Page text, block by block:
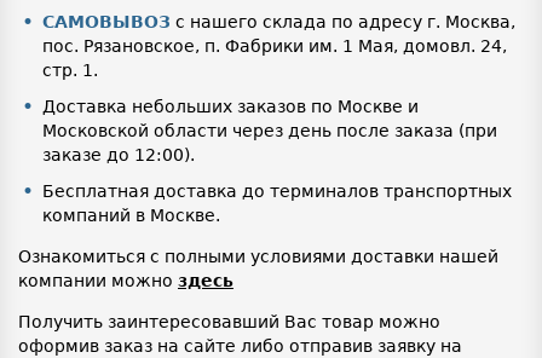
САМОВЫВОЗ с нашего склада по адресу г. Москва,
пос. Рязановское, п. Фабрики им. 1 Мая, домовл. 24,
стр. 1.
Доставка небольших заказов по Москве и
Московской области через день после заказа (при
заказе до 12:00).
Бесплатная доставка до терминалов транспортных
компаний в Москве.
Ознакомиться с полными условиями доставки нашей
компании можно здесь
Получить заинтересовавший Вас товар можно
оформив заказ на сайте либо отправив заявку на